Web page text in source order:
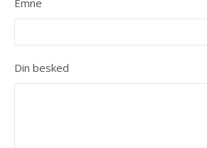
Emne
Din besked